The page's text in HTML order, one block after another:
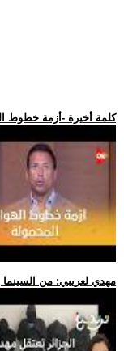
.. كلمة أخيرة -أزمة خطوط
.. مهدي لعريبي: من